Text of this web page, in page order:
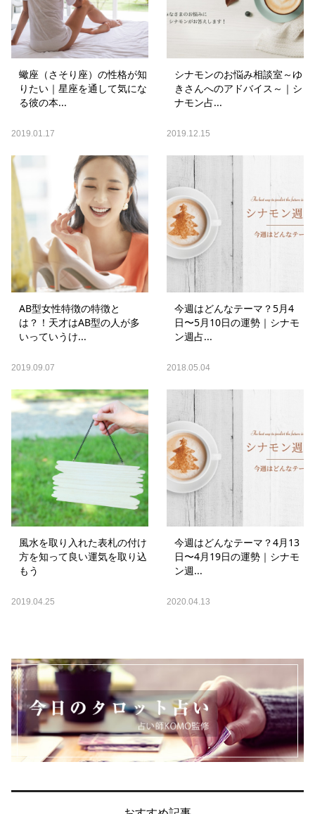
蠍座（さそり座）の性格が知
りたい｜星座を通して気にな
る彼の本...
2019.01.17
シナモンのお悩み相談室～ゆ
きさんへのアドバイス～｜シ
ナモン占...
2019.12.15
AB型女性特徴の特徴と
は？！天才はAB型の人が多
いっていうけ...
2019.09.07
今週はどんなテーマ？5月4
日〜5月10日の運勢｜シナモ
ン週占...
2018.05.04
風水を取り入れた表札の付け
方を知って良い運気を取り込
もう
2019.04.25
今週はどんなテーマ？4月13
日〜4月19日の運勢｜シナモ
ン週...
2020.04.13